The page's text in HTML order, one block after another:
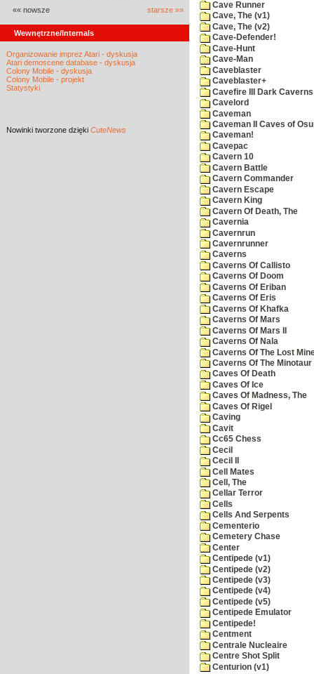
«« nowsze starsze »»
Wewnętrzne/Internals
Organizowanie imprez Atari - dyskusja
Atari demoscene database - dyskusja
Colony Mobile - dyskusja
Colony Mobile - projekt
Statystyki
Nowinki tworzone dzięki CuteNews
Cave Runner
Cave, The (v1)
Cave, The (v2)
Cave-Defender!
Cave-Hunt
Cave-Man
Caveblaster
Caveblaster+
Cavefire III Dark Caverns
Cavelord
Caveman
Caveman II Caves of
Caveman!
Cavepac
Cavern 10
Cavern Battle
Cavern Commander
Cavern Escape
Cavern King
Cavern Of Death, The
Cavernia
Cavernrun
Cavernrunner
Caverns
Caverns Of Callisto
Caverns Of Doom
Caverns Of Eriban
Caverns Of Eris
Caverns Of Khafka
Caverns Of Mars
Caverns Of Mars II
Caverns Of Nala
Caverns Of The Lost
Caverns Of The Minotaur
Caves Of Death
Caves Of Ice
Caves Of Madness, The
Caves Of Rigel
Caving
Cavit
Cc65 Chess
Cecil
Cecil II
Cell Mates
Cell, The
Cellar Terror
Cells
Cells And Serpents
Cementerio
Cemetery Chase
Center
Centipede (v1)
Centipede (v2)
Centipede (v3)
Centipede (v4)
Centipede (v5)
Centipede Emulator
Centipede!
Centment
Centrale Nucleaire
Centre Shot Split
Centurion (v1)